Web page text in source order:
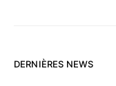
DERNIÈRES NEWS